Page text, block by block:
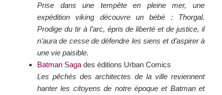
Prise dans une tempête en pleine mer, une
expédition viking découvre un bébé : Thorgal.
Prodige du tir à l’arc, épris de liberté et de justice, il
n’aura de cesse de défendre les siens et d’aspirer à
une vie paisible.
Batman Saga des éditions Urban Comics
Les pêchés des architectes de la ville reviennent
hanter les citoyens de notre époque et Batman et